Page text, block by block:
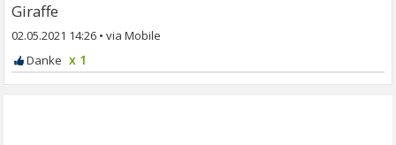
Giraffe
02.05.2021 14:26 •
x 1